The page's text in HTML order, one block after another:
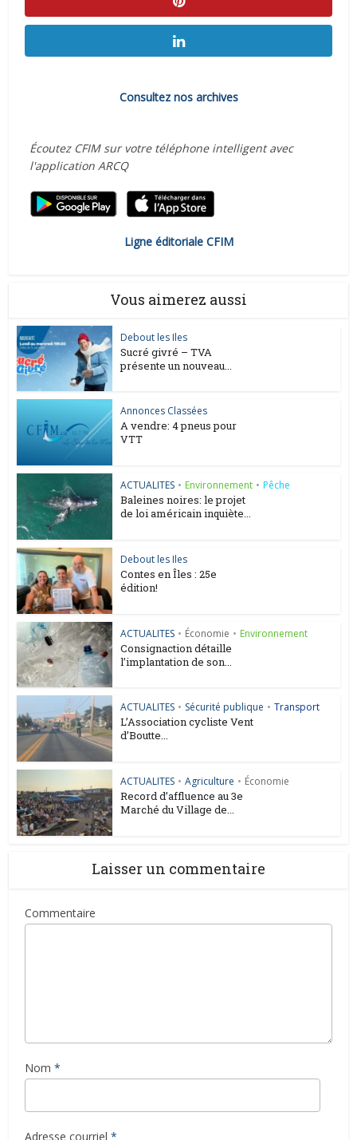
Consultez nos archives
Écoutez CFIM sur votre téléphone intelligent avec
l'application ARCQ
Ligne éditoriale CFIM
Vous aimerez aussi
Debout les Iles
Sucré givré – TVA
présente un nouveau...
Annonces Classées
A vendre: 4 pneus pour
VTT
ACTUALITES • Environnement • Pêche
Baleines noires: le projet
de loi américain inquiète...
Debout les Iles
Contes en Îles : 25e
édition!
ACTUALITES • Économie • Environnement
Consignaction détaille
l’implantation de son...
ACTUALITES • Sécurité publique • Transport
L’Association cycliste Vent
d’Boutte...
ACTUALITES • Agriculture • Économie
Record d’affluence au 3e
Marché du Village de...
Laisser un commentaire
Commentaire
Nom *
Adresse courriel *